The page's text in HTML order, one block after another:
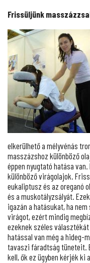
Frissüljünk
elkerülhető a mélyvénás
masszázshoz különböző
éppen nyugtató hatása
különböző virágolajok.
eukaliptusz és az oreganó
és a muskotályzsályát.
igazán a hatásukat, ha
virágot, ezért mindig
ezeknek széles
hatással van még a hideg-
tavaszi fáradtság tüneteit.
kell, ők ez ügyben kérjék ki